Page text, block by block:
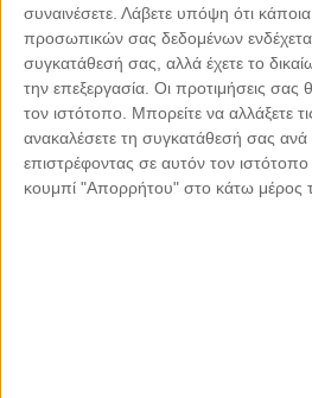
συναινέσετε. Λάβετε υπόψη ότι
προσωπικών σας δεδομένων
συγκατάθεσή σας, αλλά έχετε το
την επεξεργασία. Οι προτιμήσεις σας
τον ιστότοπο. Μπορείτε να αλλάξετε
ανακαλέσετε τη συγκατάθεσή σας
επιστρέφοντας σε αυτόν τον ιστότοπο
κουμπί "Απορρήτου" στο κάτω μέρος
ΜΕ ΤΗΝ ΥΠΟΣΤΗΡΙΞΗ